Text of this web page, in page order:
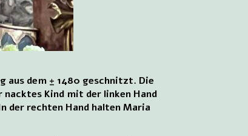
aus dem ± 1480 geschnitzt. Die
Kind mit der linken Hand
der rechten Hand halten Maria